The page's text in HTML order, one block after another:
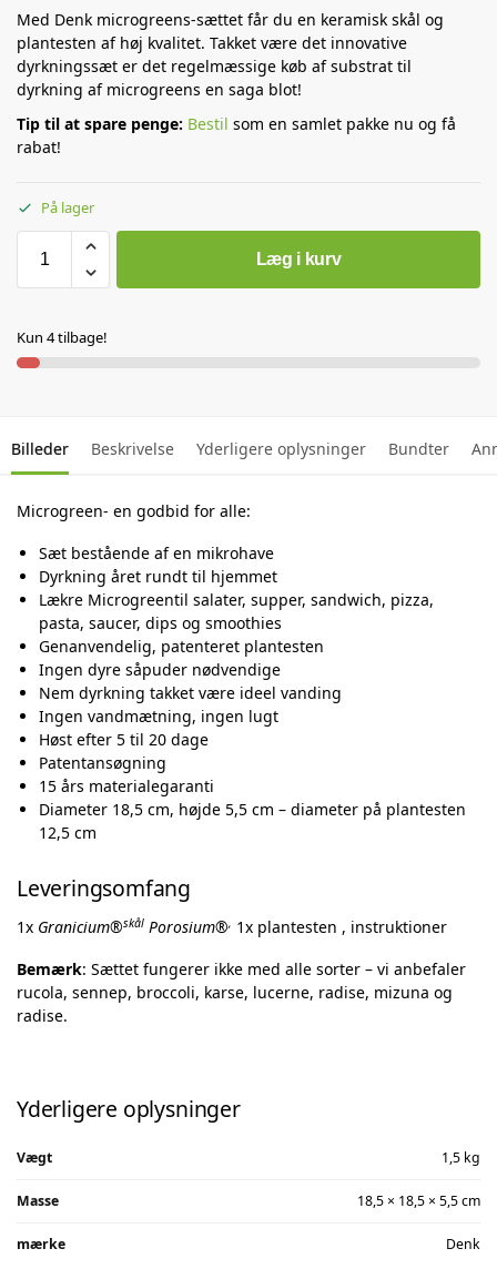
Med Denk microgreens-sættet får du en keramisk skål og
plantesten af ​​høj kvalitet. Takket være det innovative
dyrkningssæt er det regelmæssige køb af substrat til
dyrkning af microgreens en saga blot!
Tip til at spare penge: Bestil som en samlet pakke nu og få
rabat!
På lager
Læg i kurv
Kun 4 tilbage!
Billeder Beskrivelse Yderligere oplysninger Bundter
Microgreen- en godbid for alle:
Sæt bestående af en mikrohave
Dyrkning året rundt til hjemmet
Lækre Microgreentil salater, supper, sandwich, pizza,
pasta, saucer, dips og smoothies
Genanvendelig, patenteret plantesten
Ingen dyre såpuder nødvendige
Nem dyrkning takket være ideel vanding
Ingen vandmætning, ingen lugt
Høst efter 5 til 20 dage
Patentansøgning
15 års materialegaranti
Diameter 18,5 cm, højde 5,5 cm – diameter på plantesten
12,5 cm
Leveringsomfang
1x Granicium®skål Porosium®, 1x plantesten , instruktioner
Bemærk: Sættet fungerer ikke med alle sorter – vi anbefaler
rucola, sennep, broccoli, karse, lucerne, radise, mizuna og
radise.
Yderligere oplysninger
Vægt 1,5 kg
Masse 18,5 × 18,5 × 5,5 cm
mærke Denk